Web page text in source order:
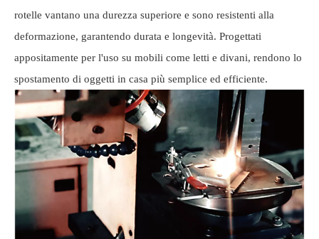
rotelle vantano una durezza superiore e sono resistenti alla
deformazione, garantendo durata e longevità. Progettati
appositamente per l'uso su mobili come letti e divani, rendono lo
spostamento di oggetti in casa più semplice ed efficiente.